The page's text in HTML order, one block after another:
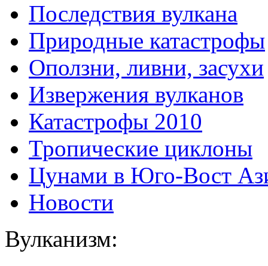
Последствия вулкана
Природные катастрофы
Оползни, ливни, засухи
Извержения вулканов
Катастрофы 2010
Тропические циклоны
Цунами в Юго-Вост
Новости
Вулканизм: